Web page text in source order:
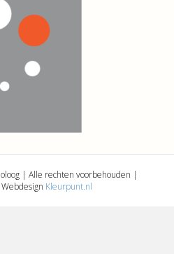
| Alle rechten voorbehouden |
Kleurpunt.nl